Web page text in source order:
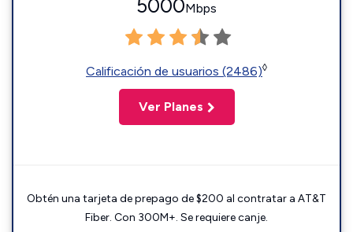
5000Mbps
Calificación de usuarios (2486)◊
Ver Planes
Obtén una tarjeta de prepago de $200 al contratar a AT&T
Fiber. Con 300M+. Se requiere canje.